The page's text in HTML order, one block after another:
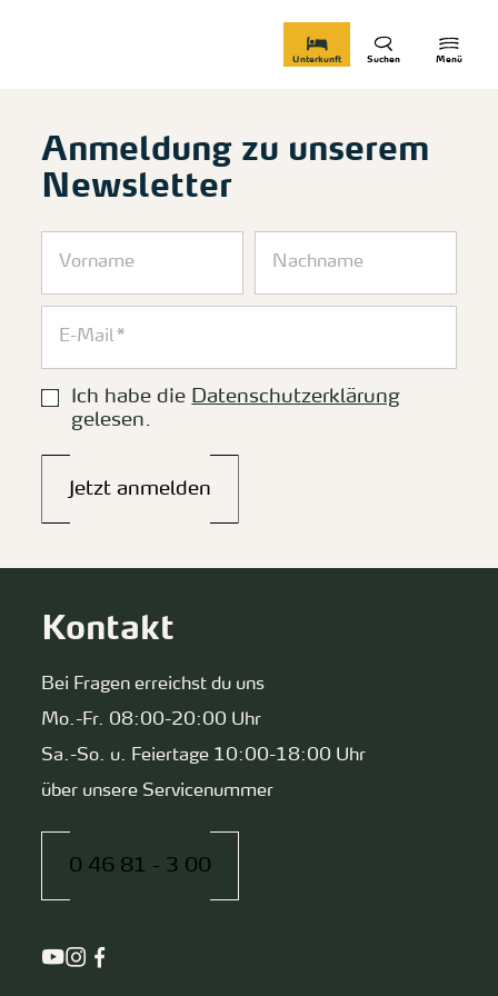
Menü
Suchen
Unterkunft
Anmeldung zu unserem
Newsletter
Ich habe die Datenschutzerklärung
gelesen.
Jetzt anmelden
Kontakt
Bei Fragen erreichst du uns
Mo.-Fr. 08:00-20:00 Uhr
Sa.-So. u. Feiertage 10:00-18:00 Uhr
über unsere Servicenummer
0 46 81 - 3 00